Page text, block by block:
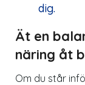
dig.
Ät en
näring åt
Om du står